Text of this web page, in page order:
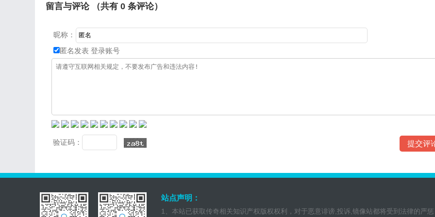
留言与评论 （共有 0 条评论）
昵称：
匿名发表 登录账号
验证码：
站点声明：
1、本站已获取传奇相关知识产权版权权利，对于恶意诽谤,投诉,镜像站都将受到法律的严